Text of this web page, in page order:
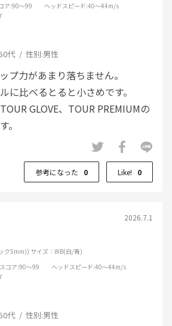
ア:90～99 ヘッドスピード:40～44m/s
代 性別:男性
プ力があまり落ちません。
に比べるとると小さめです。
GLOVE、TOUR PREMIUMの
。
参考になった 0 Like! 0
2026.7.1
ク5mm)) サイズ：WB(白/青)
コア:90～99 ヘッドスピード:40～44m/s
代 性別:男性